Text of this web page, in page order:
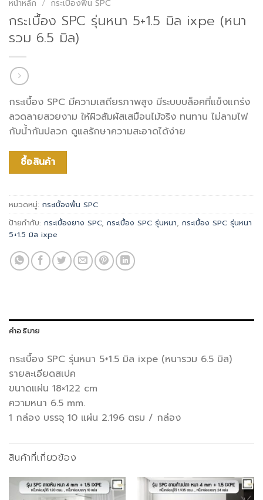
หน้าหลัก / กระเบื้องพื้น SPC
กระเบื้อง SPC รุ่นหนา 5+1.5 มิล ixpe (หนา
รวม 6.5 มิล)
กระเบื้อง SPC มีความเสถียรภาพสูง มีระบบบล็อคที่แข็งแกร่ง
ลวดลายสวยงาม ให้ผิวสัมผัสเสมือนไม้จริง ทนทาน ไม่ลามไฟ
กับน้ำกันปลวก ดูแลรักษาความสะอาดได้ง่าย
ซื้อสินค้า
หมวดหมู่: กระเบื้องพื้น SPC
ป้ายกำกับ: กระเบื้องยาง SPC, กระเบื้อง SPC รุ่นหนา กระเบื้อง SPC รุ่นหนา
5+1.5 มิล ixpe
คำอธิบาย
กระเบื้อง SPC รุ่นหนา 5+1.5 มิล ixpe (หนารวม 6.5 มิล)
รายละเอียดสเปค
ขนาดแผ่น 18×122 cm
ความหนา 6.5 mm.
1 กล่อง บรรจุ 10 แผ่น 2.196 ตรม / กล่อง
สินค้าที่เกี่ยวข้อง